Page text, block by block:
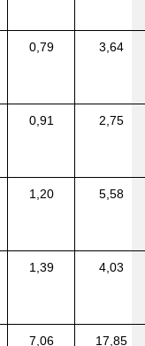
0,79 3,64
0,91 2,75
1,20 5,58
1,39 4,03
7,06 17,85